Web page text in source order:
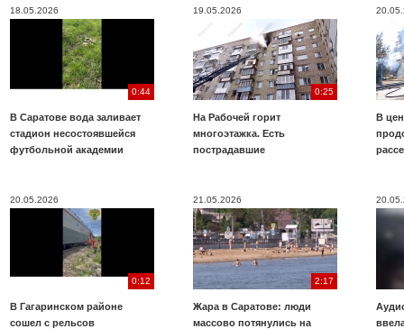
18.05.2026
0:44
В Саратове вода заливает
стадион несостоявшейся
футбольной академии
19.05.2026
0:25
На Рабочей горит
многоэтажка. Есть
пострадавшие
В
20.05.2026
0:12
В Гагаринском районе
сошел с рельсов
21.05.2026
2:17
Жара в Саратове: люди
массово потянулись на